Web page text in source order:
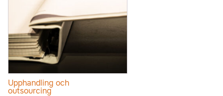
Upphandling och
outsourcing